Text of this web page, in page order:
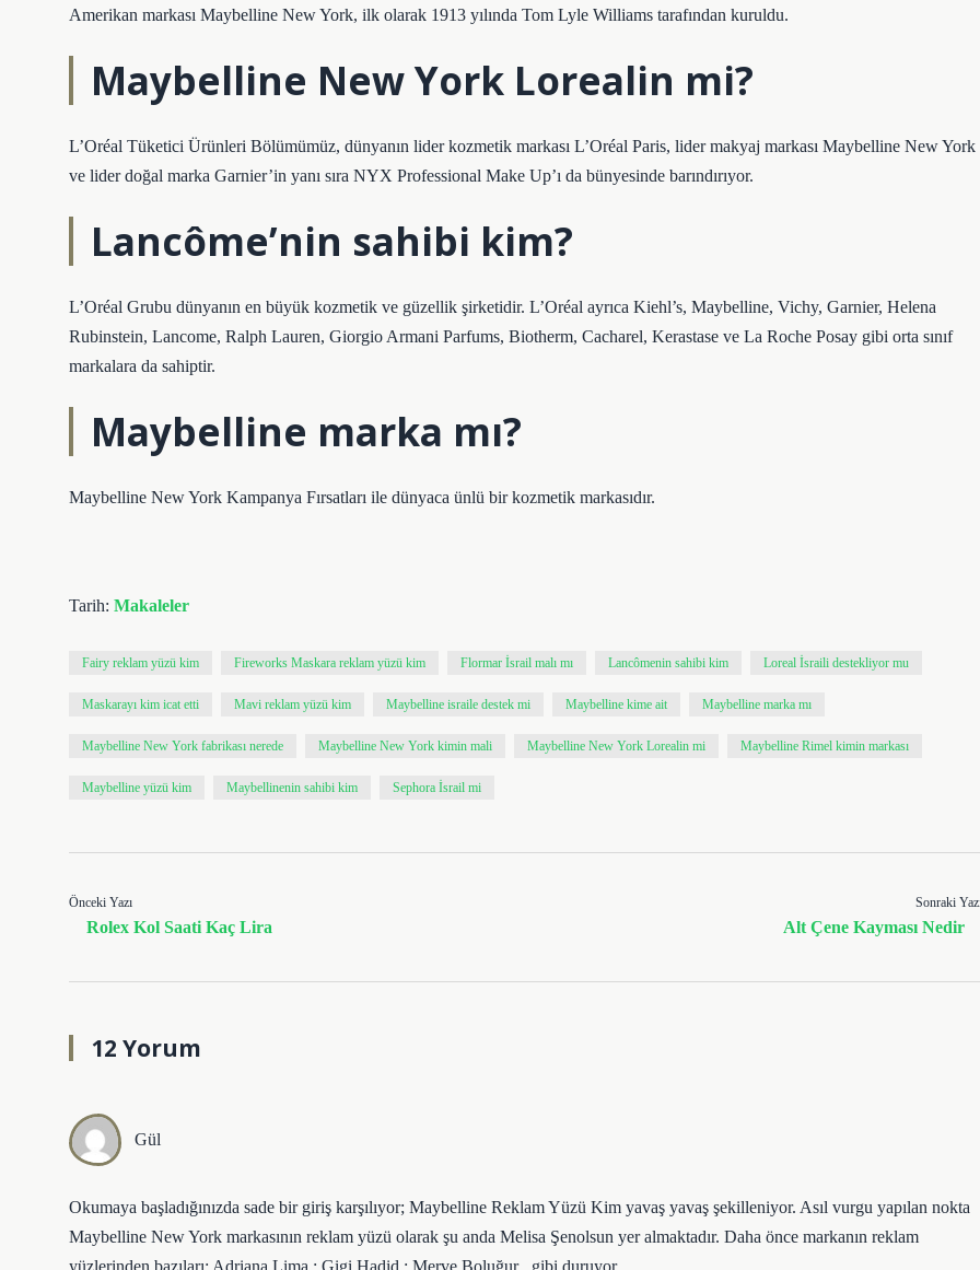
Amerikan markası Maybelline New York, ilk olarak 1913 yılında Tom Lyle Williams tarafından kuruldu.
Maybelline New York Lorealin mi?
L’Oréal Tüketici Ürünleri Bölümümüz, dünyanın lider kozmetik markası L’Oréal Paris, lider makyaj markası Maybelline New York
ve lider doğal marka Garnier’in yanı sıra NYX Professional Make Up’ı da bünyesinde barındırıyor.
Lancôme’nin sahibi kim?
L’Oréal Grubu dünyanın en büyük kozmetik ve güzellik şirketidir. L’Oréal ayrıca Kiehl’s, Maybelline, Vichy, Garnier, Helena
Rubinstein, Lancome, Ralph Lauren, Giorgio Armani Parfums, Biotherm, Cacharel, Kerastase ve La Roche Posay gibi orta sınıf
markalara da sahiptir.
Maybelline marka mı?
Maybelline New York Kampanya Fırsatları ile dünyaca ünlü bir kozmetik markasıdır.
Tarih: Makaleler
Fairy reklam yüzü kim Fireworks Maskara reklam yüzü kim Flormar İsrail malı mı Lancômenin sahibi kim Loreal İsraili destekliyor mu
Maskarayı kim icat etti Mavi reklam yüzü kim Maybelline israile destek mi Maybelline kime ait Maybelline marka mı
Maybelline New York fabrikası nerede Maybelline New York kimin mali Maybelline New York Lorealin mi Maybelline Rimel kimin markası
Maybelline yüzü kim Maybellinenin sahibi kim Sephora İsrail mi
Önceki Yazı
Rolex Kol Saati Kaç Lira
Sonraki
Alt Çene Kayması Nedir
12 Yorum
Gül
Okumaya başladığınızda sade bir giriş karşılıyor; Maybelline Reklam Yüzü Kim yavaş yavaş şekilleniyor. Asıl vurgu yapılan nokta
Maybelline New York markasının reklam yüzü olarak şu anda Melisa Şenolsun yer almaktadır. Daha önce markanın reklam
yüzlerinden bazıları: Adriana Lima ; Gigi Hadid ; Merve Boluğur . gibi duruyor.